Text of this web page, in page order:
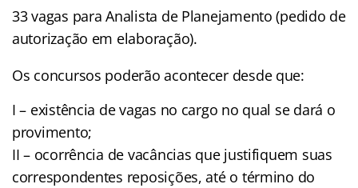
33 vagas para Analista de Planejamento (pedido de
autorização em elaboração).
Os concursos poderão acontecer desde que:
I – existência de vagas no cargo no qual se dará o
provimento;
II – ocorrência de vacâncias que justifiquem suas
correspondentes reposições, até o término do